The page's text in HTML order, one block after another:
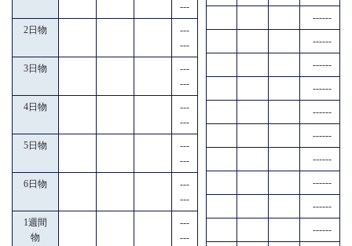
---
2日物
---
---
3日物
---
---
4日物
---
---
5日物
---
---
6日物
---
---
1週間
物
---
---
------
------
------
------
------
------
------
------
------
------